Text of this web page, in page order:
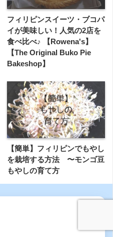
フィリピンスイーツ・ブコパ
イが美味しい！人気の2店を
食べ比べ♪ 【Rowena's】
【The Original Buko Pie
Bakeshop】
【簡単】フィリピンでもやし
を栽培する方法 〜モンゴ豆
もやしの育て方